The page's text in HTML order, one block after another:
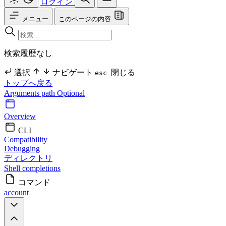
ログイン
メニュー このページの内容
検索履歴なし
選択 ナビゲート esc
閉じる
トップへ戻る
Arguments path Optional
Overview
CLI
Compatibility
Debugging
ディレクトリ
Shell completions
コマンド
account